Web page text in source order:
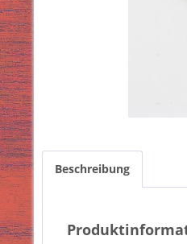
Beschreibung